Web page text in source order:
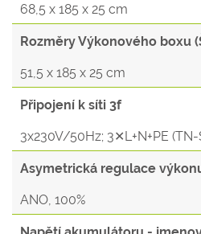
68,5 x 185 x 25 cm
Rozměry Výkonového boxu
51,5 x 185 x 25 cm
Připojení k síti 3f
3x230V/50Hz; 3✕L+N+PE
Asymetrická regulace
ANO, 100%